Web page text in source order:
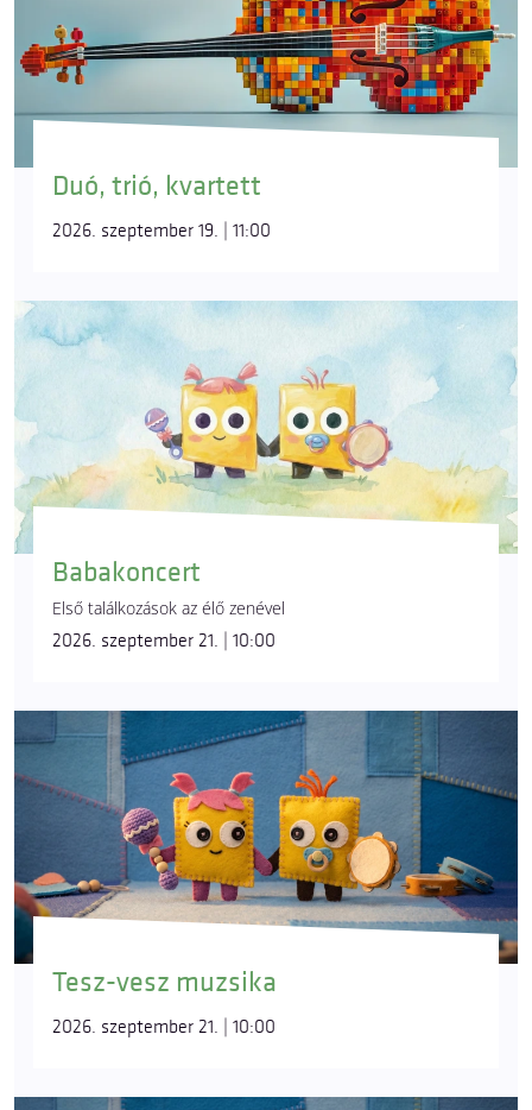
Duó, trió, kvartett
2026. szeptember 19. | 11:00
Babakoncert
Első találkozások az élő zenével
2026. szeptember 21. | 10:00
Tesz-vesz muzsika
2026. szeptember 21. | 10:00